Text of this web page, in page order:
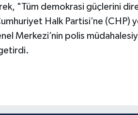
"Tüm demokrasi güçlerini
Halk Partisi’ne (CHP)
Merkezi’nin polis